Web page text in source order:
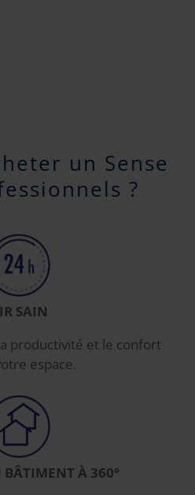
un Sense
?
SAIN
productivité et le confort
espace.
BÂTIMENT À 360°